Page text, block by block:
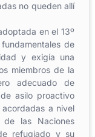
no queden allí
en el 13º
de
y exigía una
miembros de la
adecuado de
asilo proactivo
a nivel
de las Naciones
refugiado y su